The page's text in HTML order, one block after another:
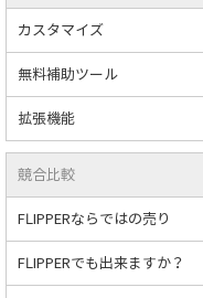
カスタマイズ
無料補助ツール
拡張機能
競合比較
FLIPPERならではの売り
FLIPPERでも出来ますか？